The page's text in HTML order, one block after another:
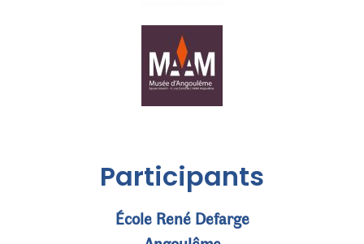
Participants
École René Defarge